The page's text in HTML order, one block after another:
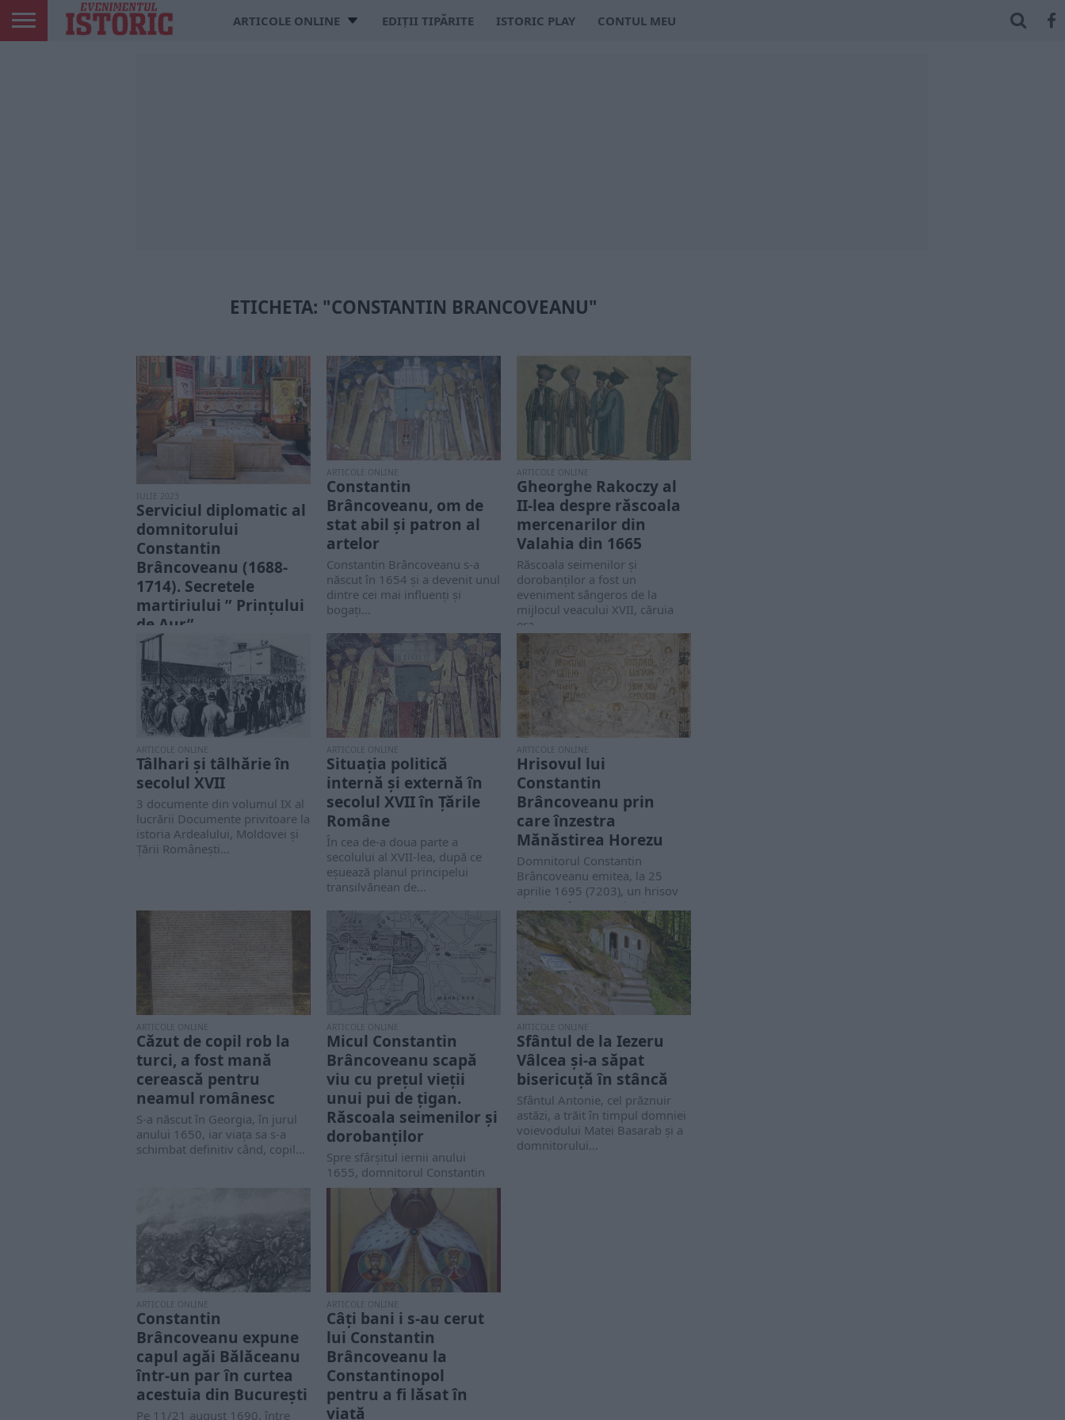
ARTICOLE ONLINE EDIȚII TIPĂRITE ISTORIC PLAY CONTUL MEU
ETICHETA: "CONSTANTIN BRANCOVEANU"
IULIE 2023
Serviciul diplomatic al
domnitorului
Constantin
Brâncoveanu (1688-
1714). Secretele
martiriului ” Prințului
de Aur”
Constantin Brâncoveanu a avut
o domnie relativ lungă și
bogată în fapte. Alături de
marea sa...
ARTICOLE ONLINE
Constantin
Brâncoveanu, om de
stat abil și patron al
artelor
Constantin Brâncoveanu s-a
născut în 1654 și a devenit unul
dintre cei mai influenți și
bogați...
ARTICOLE ONLINE
Gheorghe Rakoczy al
II-lea despre răscoala
mercenarilor din
Valahia din 1665
Răscoala seimenilor și
dorobanților a fost un
eveniment sângeros de la
mijlocul veacului XVII, căruia
era...
ARTICOLE ONLINE
Tâlhari și tâlhărie în
secolul XVII
3 documente din volumul IX al
lucrării Documente privitoare la
istoria Ardealului, Moldovei şi
Ţării Româneşti...
ARTICOLE ONLINE
Situația politică
internă și externă în
secolul XVII în Țările
Române
În cea de-a doua parte a
secolului al XVII-lea, după ce
eșuează planul principelui
transilvănean de...
ARTICOLE ONLINE
Hrisovul lui
Constantin
Brâncoveanu prin
care înzestra
Mănăstirea Horezu
Domnitorul Constantin
Brâncoveanu emitea, la 25
aprilie 1695 (7203), un hrisov
prin care înzestra ctitoria sa,...
ARTICOLE ONLINE
Căzut de copil rob la
turci, a fost mană
cerească pentru
neamul românesc
S-a născut în Georgia, în jurul
anului 1650, iar viața sa s-a
schimbat definitiv când, copil...
ARTICOLE ONLINE
Micul Constantin
Brâncoveanu scapă
viu cu prețul vieții
unui pui de țigan.
Răscoala seimenilor și
dorobanților
Spre sfârșitul iernii anului
1655, domnitorul Constantin
Șerban vrea să facă economii la
bugetul țării și...
ARTICOLE ONLINE
Sfântul de la Iezeru
Vâlcea și-a săpat
bisericuță în stâncă
Sfântul Antonie, cel prăznuir
astăzi, a trăit în timpul domniei
voievodului Matei Basarab și a
domnitorului...
ARTICOLE ONLINE
Constantin
Brâncoveanu expune
capul agăi Bălăceanu
într-un par în curtea
acestuia din București
Pe 11/21 august 1690, între
ARTICOLE ONLINE
Câți bani i s-au cerut
lui Constantin
Brâncoveanu la
Constantinopol
pentru a fi lăsat în
viață